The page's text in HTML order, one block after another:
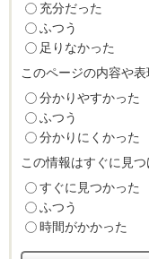
充分だった
ふつう
足りなかった
このページの内容や
分かりやすかった
ふつう
分かりにくかった
この情報はすぐに見
すぐに見つかった
ふつう
時間がかかった